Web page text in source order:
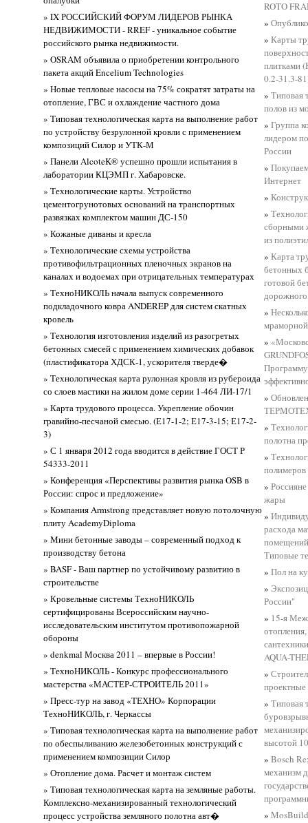
» IX РОССИЙСКИЙ ФОРУМ ЛИДЕРОВ РЫНКА
НЕДВИЖИМОСТИ - RREF - уникальное событие
российского рынка недвижимости.
» OSRAM объявила о приобретении контрольного
пакета акций Encelium Technologies
» Новые тепловые насосы на 75% сократят затраты на
отопление, ГВС и охлаждение частного дома
» Типовая технологическая карта на выполнение работ
по устройству безрулонной кровли с применением
композиций Силор и УТК-М
» Панели AlcoteK® успешно прошли испытания в
лаборатории КЦЭМП г. Хабаровске.
» Технологические карты. Устройство
цементогрунотовых оснований на транспортных
развязках комплектом машин ДС-150
» Кожаные диваны и кресла
» Технологические схемы устройства
противофильтрационных пленочных экранов на
каналах и водоемах при отрицательных температурах
» ТехноНИКОЛЬ начала выпуск современного
подкладочного ковра ANDEREP для систем скатных
кровель
» Технология изготовления изделий из разогретых
бетонных смесей с применением химических добавок
(пластификатора ХДСК-1, ускорителя тверде�
» Технологическая карта рулонная кровля из рубероида
со слоев мастики на жилом доме серии 1-464 ЛИ-17/1
» Карта трудового процесса. Укрепление обочин
гравийно-песчаной смесью. (Е17-1-2; Е17-3-15; Е17-2-
3)
» С 1 января 2012 года вводится в действие ГОСТ Р
54333-2011
» Конференция «Перспективы развития рынка OSB в
России: спрос и предложение»
» Компания Armstrong представляет новую потолочную
плиту AcademyDiploma
» Мини бетонные заводы – современный подход к
производству бетона
» BASF - Ваш партнер по устойчивому развитию в
строительстве
» Кровельные системы ТехноНИКОЛЬ
сертифицированы Всероссийским научно-
исследовательским институтом противопожарной
обороны
» denkmal Москва 2011 – впервые в России!
» ТехноНИКОЛЬ - Конкурс профессионального
мастерства «МАСТЕР-СТРОИТЕЛЬ 2011»
» Пресс-тур на завод «ТЕХНО» Корпорации
ТехноНИКОЛЬ, г. Черкассы
» Типовая технологическая карта на выполнение работ
по обеспыливанию железобетонных конструкций с
применением композиции Силор
» Отопление дома. Расчет и монтаж систем
» Типовая технологическая карта на земляные работы.
Комплексно-механизированный технологический
процесс устройства земляного полотна авт�
ROTO
»
»Карты
плитками
0.2-31.3-
»Типовая
полов из
»Группа
лидером
России
»
Интернет
»
»
сборными
из
»Карта
бетонных
готовой
»
»
»
»
полотна
»
полимеров
»
жары
»
расхода
Типовые
»Пол на
»
России"
» 15-я
AQUA-
»
»Типовая
высотой
»Bosch
механизм
»